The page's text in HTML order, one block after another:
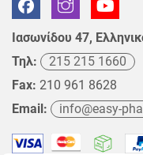
Ιασωνίδου 47,
Τηλ:
215 215 1660
Fax: 210 961 8628
Email:
info@easy-